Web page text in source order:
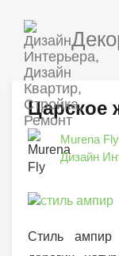
Царское
Murena Fly
Дизайн
Стиль ампир